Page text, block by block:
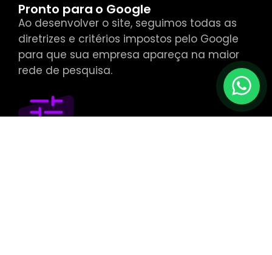
Pronto para o Google
Ao desenvolver o site, seguimos todas as
diretrizes e critérios impostos pelo Google
para que sua empresa apareça na maior
rede de pesquisa.